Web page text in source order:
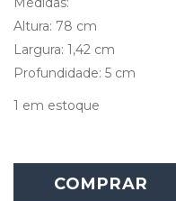
Altura: 78 cm
Largura: 1,42 cm
Profundidade: 5 cm
1 em estoque
COMPRAR